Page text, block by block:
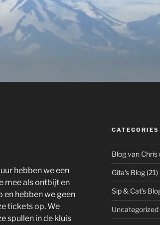
hebben we een
mee als ontbijt en
en hebben we geen
tickets op. We
spullen in de kluis
CATEGORIES
Blog van Chris
Gita's Blog(21)
Sip & Cat's
Uncategorized